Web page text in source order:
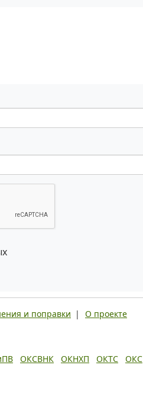
и поправки | О проекте
ОКСВНК ОКНХП ОКТС ОКС